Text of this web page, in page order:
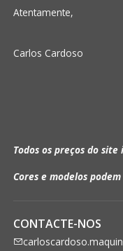
Atentamente,
Carlos Cardoso
Todos os preços do
Cores e modelos
CONTACTE-NOS